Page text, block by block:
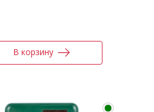
В корзину